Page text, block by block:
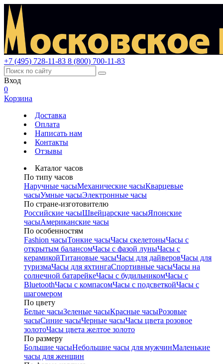
+7 (495) 728-11-83 8 (800) 700-11-83
Вход
0
Корзина
Доставка
Оплата
Написать нам
Контакты
Отзывы
Каталог часов
По типу часов
Наручные часыМеханические часыКварцевые
часыУмные часыЭлектронные часы
По стране-изготовителю
Российские часыШвейцарские часыЯпонские
часыАмериканские часы
По особенностям
Fashion часыТонкие часыЧасы скелетоныЧасы с
открытым балансомЧасы с фазой луныЧасы с
керамикойТитановые часыЧасы для дайверовЧасы для
туризмаЧасы для яхтингаСпортивные часыЧасы на
солнечной батарейкеЧасы с будильникомЧасы с
BluetoothЧасы с компасомЧасы с подсветкойЧасы с
шагомером
По цвету
Белые часыЗеленые часыКрасные часыРозовые
часыСиние часыЧерные часыЧасы цвета розовое
золотоЧасы цвета желтое золото
По размеру
Большие часыНебольшие часы для мужчинМаленькие
часы для женщин